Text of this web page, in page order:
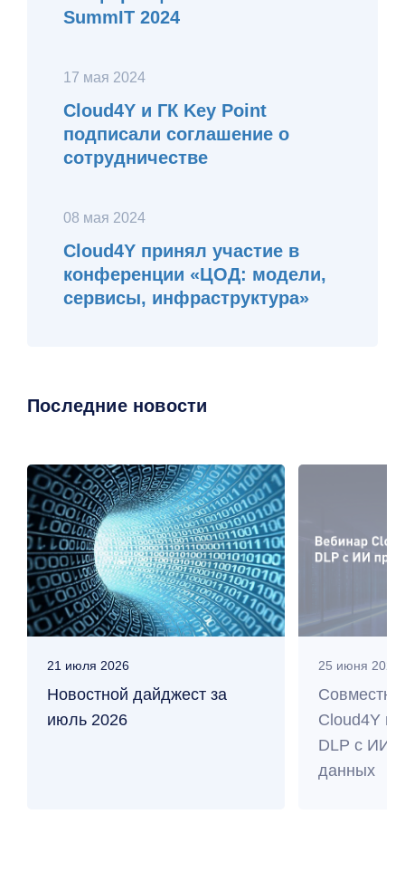
SummIT 2024
17 мая 2024
Cloud4Y и ГК Key Point
подписали соглашение о
сотрудничестве
08 мая 2024
Cloud4Y принял участие в
конференции «ЦОД: модели,
сервисы, инфраструктура»
Последние новости
21 июля 2026
Новостной дайджест за
июль 2026
25 июня 2026
Cloud4Y и
DLP с ИИ
данных